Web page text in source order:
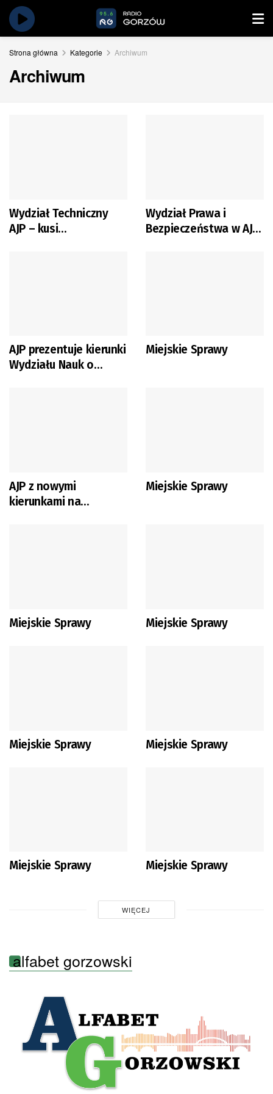
Strona główna Kategorie Archiwum
Archiwum
Wydział Techniczny
AJP – kusi
Wydział Prawa i
Bezpieczeństwa w AJP
AJP prezentuje kierunki
Wydziału Nauk o
Miejskie Sprawy
AJP z nowymi
kierunkami na
Miejskie Sprawy
Miejskie Sprawy Miejskie Sprawy
Miejskie Sprawy Miejskie Sprawy
Miejskie Sprawy Miejskie Sprawy
WIĘCEJ
alfabet gorzowski